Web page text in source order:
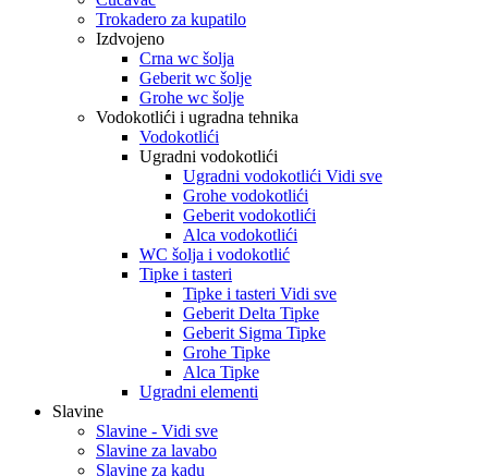
Trokadero za kupatilo
Izdvojeno
Crna wc šolja
Geberit wc šolje
Grohe wc šolje
Vodokotlići i ugradna tehnika
Vodokotlići
Ugradni vodokotlići
Ugradni vodokotlići Vidi sve
Grohe vodokotlići
Geberit vodokotlići
Alca vodokotlići
WC šolja i vodokotlić
Tipke i tasteri
Tipke i tasteri Vidi sve
Geberit Delta Tipke
Geberit Sigma Tipke
Grohe Tipke
Alca Tipke
Ugradni elementi
Slavine
Slavine - Vidi sve
Slavine za lavabo
Slavine za kadu